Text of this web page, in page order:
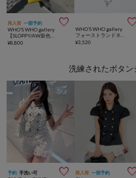
再入荷 一部予約 
WHO’S WHO gallery
¥8,800
WHO’S WHO gallery
¥3,520
洗練されたボタン
予約 手洗い可  再入荷 一部予約